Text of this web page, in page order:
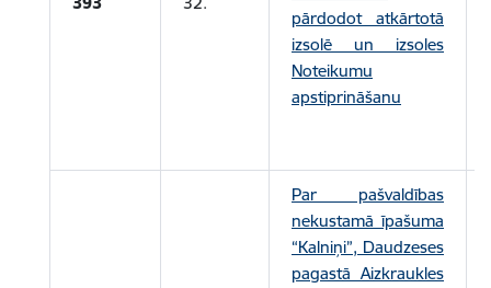
pārdodot atkārtotā
izsolē un izsoles
Noteikumu
apstiprināšanu
Par pašvaldības
nekustamā īpašuma
“Kalniņi”, Daudzeses
pagastā Aizkraukles